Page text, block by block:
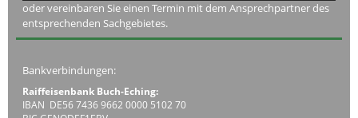
oder vereinbaren Sie einen Termin mit dem Ansprechpartner des
entsprechenden Sachgebietes.
Bankverbindungen:
Raiffeisenbank Buch-Eching:
IBAN DE56 7436 9662 0000 5102 70